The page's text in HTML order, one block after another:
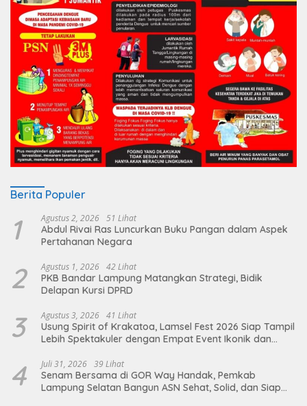
Berita Populer
1 Agustus 2, 2026 51 Lihat
Abdul Rivai Ras Luncurkan Buku Pangan dalam Aspek
Pertahanan Negara
2 Agustus 1, 2026 42 Lihat
PKB Bandar Lampung Matangkan Strategi, Bidik
Delapan Kursi DPRD
3 Agustus 3, 2026 41 Lihat
Usung Spirit of Krakatoa, Lamsel Fest 2026 Siap Tampil
Lebih Spektakuler dengan Empat Event Ikonik dan
4 Juli 31, 2026 39 Lihat
Senam Bersama di GOR Way Handak, Pemkab
Lampung Selatan Bangun ASN Sehat, Solid, dan Siap